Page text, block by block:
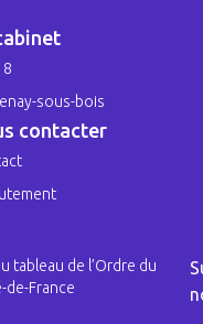
8
sous-bois
contacter
tableau de l’Ordre du
de-France